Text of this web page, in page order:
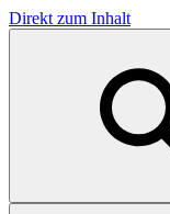
Direkt zum Inhalt